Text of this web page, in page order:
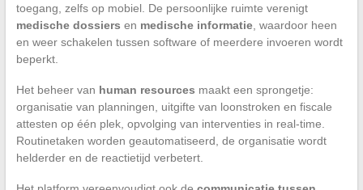
toegang, zelfs op mobiel. De persoonlijke ruimte verenigt
medische dossiers en medische informatie, waardoor heen
en weer schakelen tussen software of meerdere invoeren wordt
beperkt.
Het beheer van human resources maakt een sprongetje:
organisatie van planningen, uitgifte van loonstroken en fiscale
attesten op één plek, opvolging van interventies in real-time.
Routinetaken worden geautomatiseerd, de organisatie wordt
helderder en de reactietijd verbetert.